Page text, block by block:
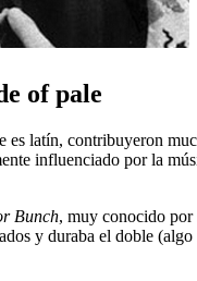
of pale
es latín, contribuyeron
influenciado por la
Bunch, muy conocido por
y duraba el doble